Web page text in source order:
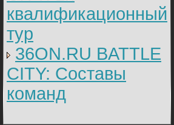
квалификационный
тур
36ON.RU BATTLE
CITY: Составы
команд